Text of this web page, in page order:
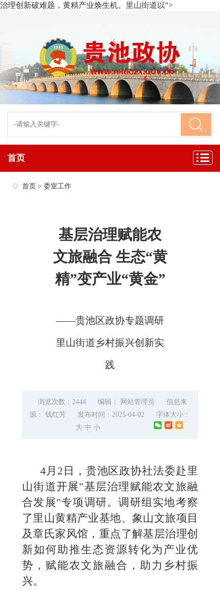
治理创新破难题，黄精产业焕生机。里山街道以">
首页
首页 > 委室工作
基层治理赋能农
文旅融合 生态“黄
精”变产业“黄金”
——贵池区政协专题调研
里山街道乡村振兴创新实
践
浏览次数：2444 编辑： 网站管理员
信息来
源： 钱红芳
发布时间：2025-04-02
字体大小：
大 中 小
4月2日，贵池区政协社法委赴里
山街道开展"基层治理赋能农文旅融
合发展"专项调研。调研组实地考察
了里山黄精产业基地、象山文旅项目
及章氏家风馆，重点了解基层治理创
新如何助推生态资源转化为产业优
势，赋能农文旅融合，助力乡村振
兴。